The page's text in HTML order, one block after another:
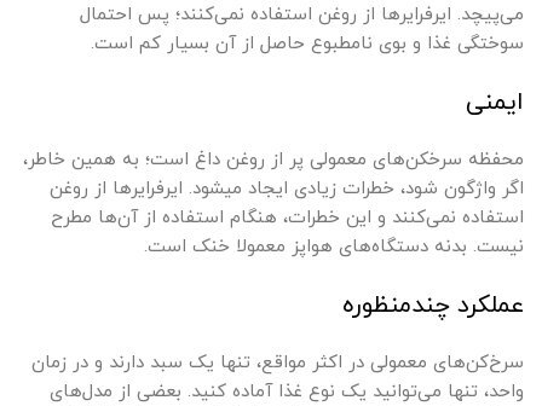
می‌پیچد. ایرفرایرها از روغن استفاده نمی‌کنند؛ پس احتمال
سوختگی غذا و بوی نامطبوع حاصل از آن بسیار کم است.
ایمنی
محفظه‌ سرخ‎کن‌های معمولی پر از روغن داغ است؛ به همین خاطر،
اگر واژگون شود، خطرات زیادی ایجاد می‎شود. ایرفرایرها از روغن
استفاده نمی‌کنند و این خطرات، هنگام استفاده از آن‌ها مطرح
نیست. بدنه دستگاه‌های هواپز معمولا خنک است.
عملکرد چندمنظوره
سرخ‌کن‌های معمولی در اکثر مواقع، تنها یک سبد دارند و در زمان
واحد، تنها می‌توانید یک نوع غذا آماده کنید. بعضی از مدل‌های